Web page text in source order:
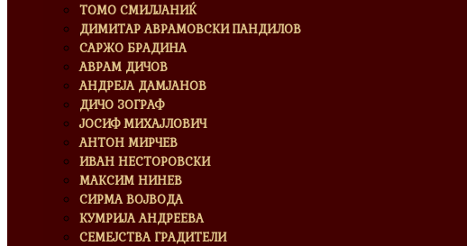
ТОМО СМИЛЈАНИЌ
ДИМИТАР АВРАМОВСКИ ПАНДИЛОВ
САРЖО БРАДИНА
АВРАМ ДИЧОВ
АНДРЕЈА ДАМЈАНОВ
ДИЧО ЗОГРАФ
ЈОСИФ МИХАЈЛОВИЧ
АНТОН МИРЧЕВ
ИВАН НЕСТОРОВСКИ
МАКСИМ НИНЕВ
СИРМА ВОЈВОДА
КУМРИЈА АНДРЕЕВА
СЕМЕЈСТВА ГРАДИТЕЛИ